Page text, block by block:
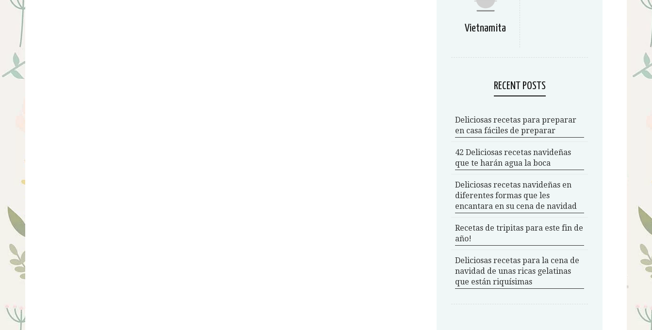
Vietnamita
RECENT POSTS
Deliciosas recetas para preparar
en casa fáciles de preparar
42 Deliciosas recetas navideñas
que te harán agua la boca
Deliciosas recetas navideñas en
diferentes formas que les
encantara en su cena de navidad
Recetas de tripitas para este fin de
año!
Deliciosas recetas para la cena de
navidad de unas ricas gelatinas
que están riquísimas